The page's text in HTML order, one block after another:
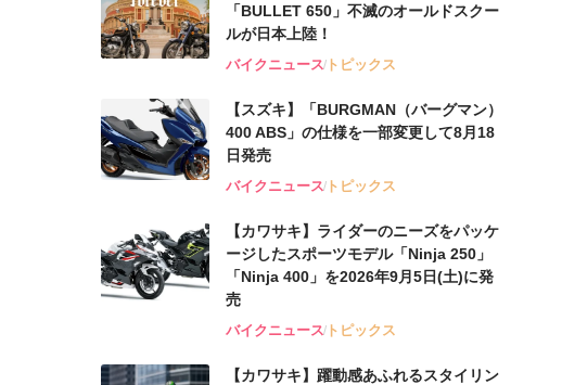
「BULLET 650」不滅のオールドスクー
ルが⽇本上陸！
バイクニューストピックス
【スズキ】「BURGMAN（バーグマン）
400 ABS」の仕様を一部変更して8月18
日発売
バイクニューストピックス
【カワサキ】ライダーのニーズをパッケ
ージしたスポーツモデル「Ninja 250」
「Ninja 400」を2026年9月5日(土)に発
売
バイクニューストピックス
【カワサキ】躍動感あふれるスタイリン